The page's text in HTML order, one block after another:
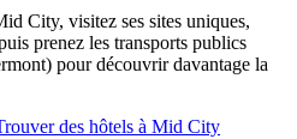
City, visitez ses sites uniques,
prenez les transports publics
pour découvrir davantage la
des hôtels à Mid City